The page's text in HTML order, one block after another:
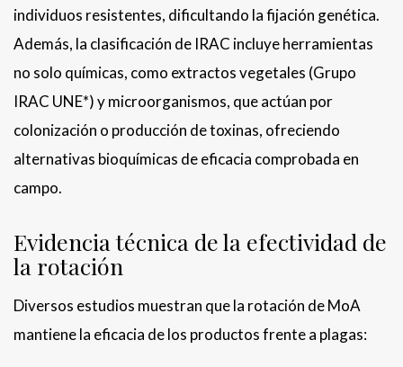
individuos resistentes, dificultando la fijación genética.
Además, la clasificación de IRAC incluye herramientas
no solo químicas, como extractos vegetales (Grupo
IRAC UNE*) y microorganismos, que actúan por
colonización o producción de toxinas, ofreciendo
alternativas bioquímicas de eficacia comprobada en
campo.
Evidencia técnica de la efectividad de
la rotación
Diversos estudios muestran que la rotación de MoA
mantiene la eficacia de los productos frente a plagas: